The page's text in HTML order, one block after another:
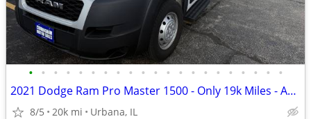
• • • • • • • • • • • • • • • • • • • • •
2021 Dodge Ram Pro Master 1500 - Only 19k Miles - Adjuster's Van
8/5 20k mi Urbana, IL